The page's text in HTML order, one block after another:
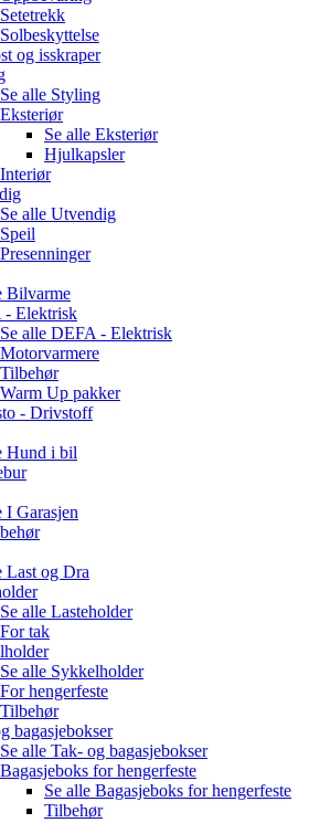
Setetrekk
Solbeskyttelse
og isskraper
Se alle Styling
Eksteriør
Se alle Eksteriør
Hjulkapsler
Interiør
Se alle Utvendig
Speil
Presenninger
Bilvarme
- Elektrisk
Se alle DEFA - Elektrisk
Motorvarmere
Tilbehør
Warm Up pakker
- Drivstoff
Hund i bil
I Garasjen
Last og Dra
Se alle Lasteholder
For tak
Se alle Sykkelholder
For hengerfeste
Tilbehør
bagasjebokser
Se alle Tak- og bagasjebokser
Bagasjeboks for hengerfeste
Se alle Bagasjeboks for hengerfeste
Tilbehør